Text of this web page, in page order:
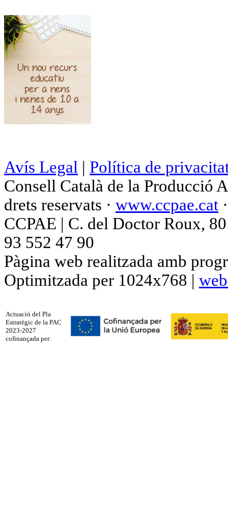
Avís Legal | Política de
Consell Català de la Producció
drets reservats · www.ccpae.cat
CCPAE | C. del Doctor Roux,
93 552 47 90
Pàgina web realitzada amb
Optimitzada per 1024x768 |
Actuació del Pla
Estratègic de la PAC
2023-2027
cofinançada per: